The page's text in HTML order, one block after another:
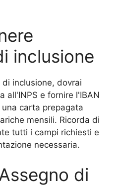
inclusione
inclusione, dovrai
all'INPS e fornire l'IBAN
carta prepagata
mensili. Ricorda di
tutti i campi richiesti e
necessaria.
di